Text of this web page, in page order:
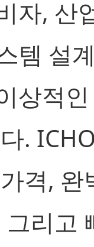
자, 산
템 설
상적
.
격, 완
리고